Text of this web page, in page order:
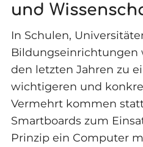
und
In Schulen,
Bildungseinrichtungen
den letzten Jahren zu
wichtigeren und
Vermehrt kommen
Smartboards zum
Prinzip ein Computer